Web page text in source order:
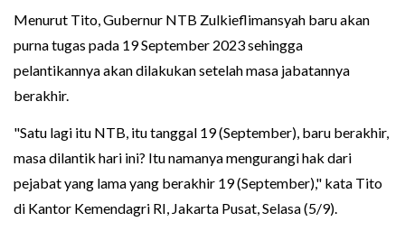
Menurut Tito, Gubernur NTB Zulkieflimansyah baru akan
purna tugas pada 19 September 2023 sehingga
pelantikannya akan dilakukan setelah masa jabatannya
berakhir.
"Satu lagi itu NTB, itu tanggal 19 (September), baru berakhir,
masa dilantik hari ini? Itu namanya mengurangi hak dari
pejabat yang lama yang berakhir 19 (September)," kata Tito
di Kantor Kemendagri RI, Jakarta Pusat, Selasa (5/9).